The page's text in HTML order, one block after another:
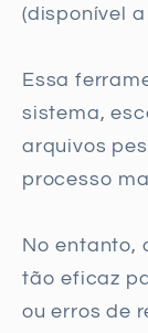
(disponível
Essa
sistema,
arquivos
processo
No entanto,
tão eficaz
ou erros de